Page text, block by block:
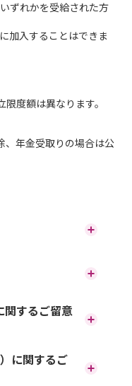
ずれかを受給された方
加入することはできま
度額は異なります。
、年金受取りの場合は公
入れ時の円貨建て元
あたり最大0.5円の為
替相場に変動がなく
はできません。
す。運用の結果によ
所定の手数料がかか
関するご留意
関変更に
に関するご